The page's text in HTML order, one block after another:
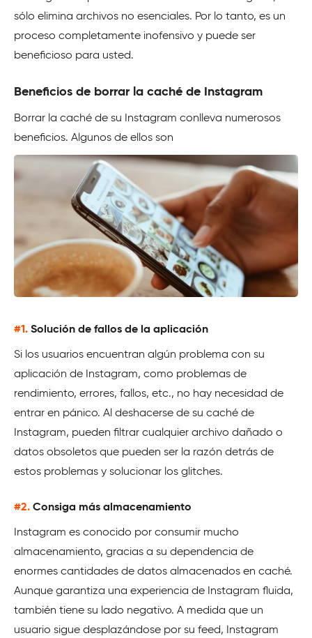
sólo elimina archivos no esenciales. Por lo tanto, es un
proceso completamente inofensivo y puede ser
beneficioso para usted.
Beneficios de borrar la caché de Instagram
Borrar la caché de su Instagram conlleva numerosos
beneficios. Algunos de ellos son
#1. Solución de fallos de la aplicación
Si los usuarios encuentran algún problema con su
aplicación de Instagram, como problemas de
rendimiento, errores, fallos, etc., no hay necesidad de
entrar en pánico. Al deshacerse de su caché de
Instagram, pueden filtrar cualquier archivo dañado o
datos obsoletos que pueden ser la razón detrás de
estos problemas y solucionar los glitches.
#2. Consiga más almacenamiento
Instagram es conocido por consumir mucho
almacenamiento, gracias a su dependencia de
enormes cantidades de datos almacenados en caché.
Aunque garantiza una experiencia de Instagram fluida,
también tiene su lado negativo. A medida que un
usuario sigue desplazándose por su feed, Instagram